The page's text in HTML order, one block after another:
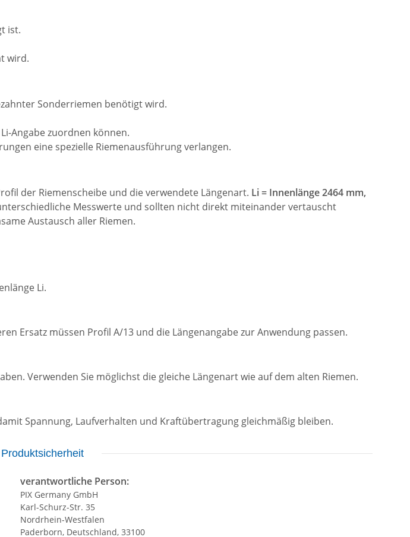
ist.
wird.
Sonderriemen benötigt wird.
Angabe zuordnen können.
eine spezielle Riemenausführung verlangen.
der Riemenscheibe und die verwendete Längenart. Li = Innenlänge 2464 mm,
Messwerte und sollten nicht direkt miteinander vertauscht
Austausch aller Riemen.
Li.
Ersatz müssen Profil A/13 und die Längenangabe zur Anwendung passen.
Verwenden Sie möglichst die gleiche Längenart wie auf dem alten Riemen.
Spannung, Laufverhalten und Kraftübertragung gleichmäßig bleiben.
verantwortliche Person:
PIX Germany GmbH
Karl-Schurz-Str. 35
Nordrhein-Westfalen
Paderborn, Deutschland, 33100